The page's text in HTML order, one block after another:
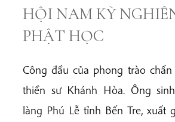
HỘI NAM KỲ
PHẬT HỌC
Công đầu của phong trào
thiền sư Khánh Hòa. Ông
làng Phú Lễ tỉnh Bến Tre, xuất